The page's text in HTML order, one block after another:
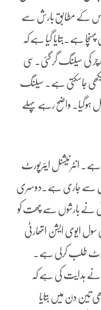
کے مطابق بارش سے
ہے۔بتایا گیا ہے کہ
کی سیلنگ گر گئی۔سی
جاسکتی ہے۔ سیلنگ
ہوگیا۔ واضح رہے پہلے
ہے۔ انٹرنیشنل ایئرپورٹ
سال سے جاری ہے۔دوسری
نے بارشوں سے چھت کو
سول ایوی ایشن اتھارٹی
طلب کرلی ہے۔
نے ہدایت کی ہے کہ
تین دن میں بتایا